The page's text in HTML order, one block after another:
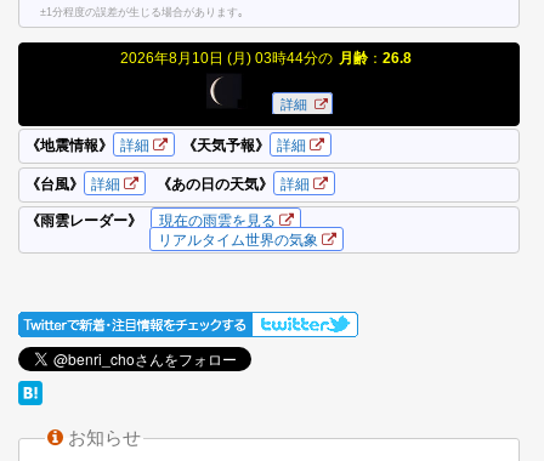
お知らせ